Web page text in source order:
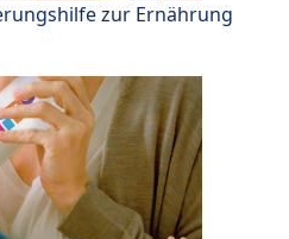
zur Ernährung